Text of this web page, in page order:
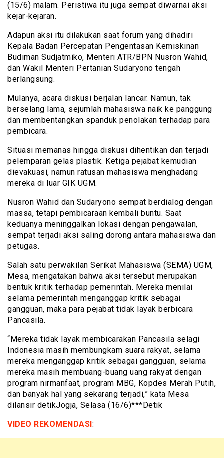
(15/6) malam. Peristiwa itu juga sempat diwarnai aksi
kejar-kejaran.
Adapun aksi itu dilakukan saat forum yang dihadiri
Kepala Badan Percepatan Pengentasan Kemiskinan
Budiman Sudjatmiko, Menteri ATR/BPN Nusron Wahid,
dan Wakil Menteri Pertanian Sudaryono tengah
berlangsung.
Mulanya, acara diskusi berjalan lancar. Namun, tak
berselang lama, sejumlah mahasiswa naik ke panggung
dan membentangkan spanduk penolakan terhadap para
pembicara.
Situasi memanas hingga diskusi dihentikan dan terjadi
pelemparan gelas plastik. Ketiga pejabat kemudian
dievakuasi, namun ratusan mahasiswa menghadang
mereka di luar GIK UGM.
Nusron Wahid dan Sudaryono sempat berdialog dengan
massa, tetapi pembicaraan kembali buntu. Saat
keduanya meninggalkan lokasi dengan pengawalan,
sempat terjadi aksi saling dorong antara mahasiswa dan
petugas.
Salah satu perwakilan Serikat Mahasiswa (SEMA) UGM,
Mesa, mengatakan bahwa aksi tersebut merupakan
bentuk kritik terhadap pemerintah. Mereka menilai
selama pemerintah menganggap kritik sebagai
gangguan, maka para pejabat tidak layak berbicara
Pancasila.
“Mereka tidak layak membicarakan Pancasila selagi
Indonesia masih membungkam suara rakyat, selama
mereka menganggap kritik sebagai gangguan, selama
mereka masih membuang-buang uang rakyat dengan
program nirmanfaat, program MBG, Kopdes Merah Putih,
dan banyak hal yang sekarang terjadi,” kata Mesa
dilansir detikJogja, Selasa (16/6)***Detik
VIDEO REKOMENDASI: